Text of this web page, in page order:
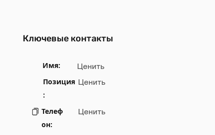
Ключевые контакты
Имя:
Ценить
Позиция
:
Ценить
Телеф
он:
Ценить